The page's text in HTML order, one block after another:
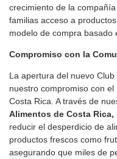
crecimiento de la
familias acceso a
modelo de compra basado
Compromiso con la
La apertura del nuevo
nuestro compromiso con
Costa Rica. A través de
Alimentos de Costa Rica,
reducir el desperdicio de
productos frescos como
asegurando que miles de